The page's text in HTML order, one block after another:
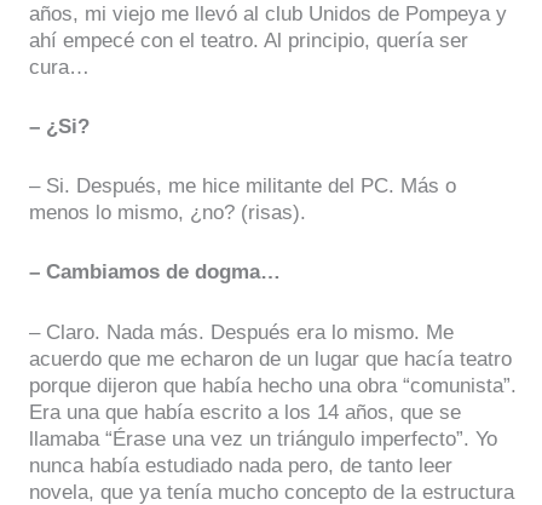
años, mi viejo me llevó al club Unidos de Pompeya y
ahí empecé con el teatro. Al principio, quería ser
cura…
– ¿Si?
– Si. Después, me hice militante del PC. Más o
menos lo mismo, ¿no? (risas).
– Cambiamos de dogma…
– Claro. Nada más. Después era lo mismo. Me
acuerdo que me echaron de un lugar que hacía teatro
porque dijeron que había hecho una obra “comunista”.
Era una que había escrito a los 14 años, que se
llamaba “Érase una vez un triángulo imperfecto”. Yo
nunca había estudiado nada pero, de tanto leer
novela, que ya tenía mucho concepto de la estructura